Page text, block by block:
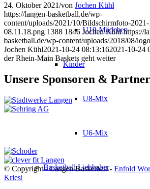
U10-Mädchen
Kinder
U8-Mix
U6-Mix
Basketball Liebhaber
24. Oktober 2021/von Jochen Kühl
https://langen-basketball.de/wp-
content/uploads/2021/10/Bildschirmfoto-
08.11.18.png 1388 1846 Jochen Kühl https://
basketball.de/wp-content/uploads/2018/08/
Jochen Kühl2021-10-24 08:13:162021-10-24
der Rhein-Main Baskets geht weiter
Unsere Sponsoren & Partner
© Copyright - Langen Basketball - Enfold
Kriesi